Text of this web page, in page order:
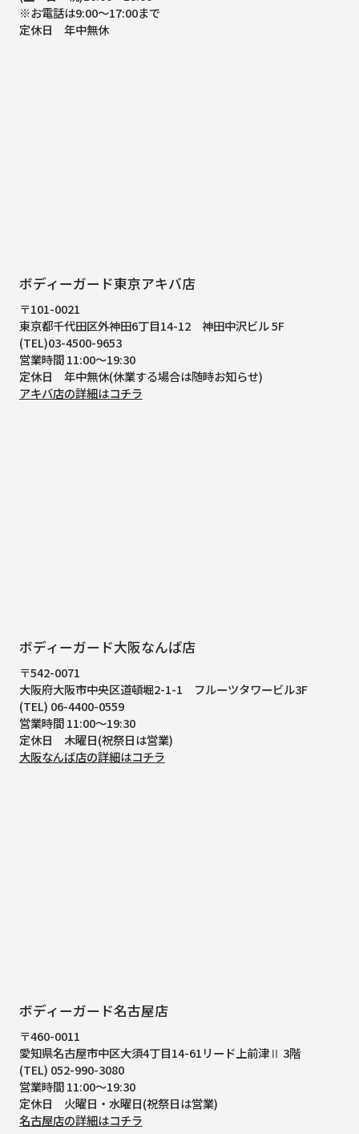
※お電話は9:00～17:00まで
定休日 年中無休
ボディーガード東京アキバ店
〒101-0021
東京都千代田区外神田6丁目14-12 神田中沢ビル 5F
(TEL)03-4500-9653
営業時間 11:00～19:30
定休日 年中無休(休業する場合は随時お知らせ)
アキバ店の詳細はコチラ
ボディーガード大阪なんば店
〒542-0071
大阪府大阪市中央区道頓堀2-1-1
フルーツタワービル3F
(TEL) 06-4400-0559
営業時間 11:00～19:30
定休日 木曜日(祝祭日は営業)
大阪なんば店の詳細はコチラ
ボディーガード名古屋店
〒460-0011
愛知県名古屋市中区大須4丁目14-61リード上前津Ⅱ 3階
(TEL) 052-990-3080
営業時間 11:00～19:30
定休日 火曜日・水曜日(祝祭日は営業)
名古屋店の詳細はコチラ